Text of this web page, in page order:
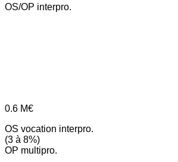
OS/OP interpro.
0.6 M€
OS vocation interpro.
(3 à 8%)
OP multipro.